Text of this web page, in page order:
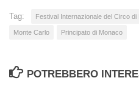
Tag: Festival Internazionale del Circo di
Monte Carlo Principato di Monaco
POTREBBERO